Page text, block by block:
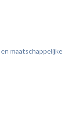
maatschappelijke